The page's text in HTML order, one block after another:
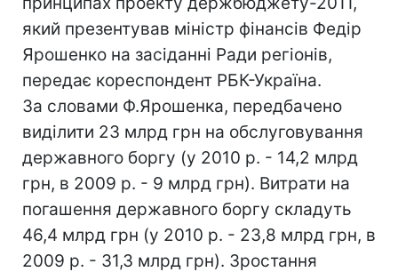
який презентував міністр фінансів Федір
Ярошенко на засіданні Ради регіонів,
передає кореспондент РБК-Україна.
За словами Ф.Ярошенка, передбачено
виділити 23 млрд грн на обслуговування
державного боргу (у 2010 р. - 14,2 млрд
грн, в 2009 р. - 9 млрд грн). Витрати на
погашення державного боргу складуть
46,4 млрд грн (у 2010 р. - 23,8 млрд грн, в
2009 р. - 31,3 млрд грн). Зростання